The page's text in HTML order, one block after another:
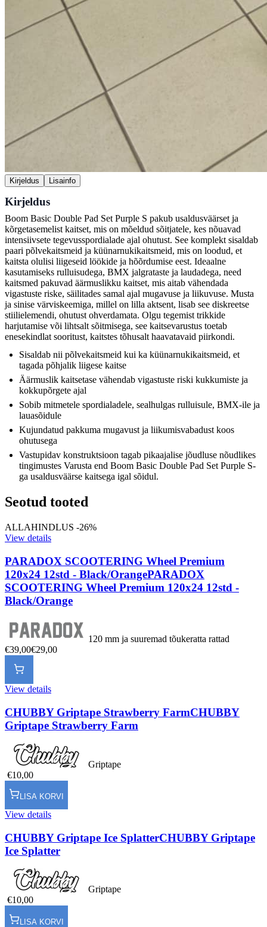
Kirjeldus Lisainfo
Kirjeldus
Boom Basic Double Pad Set Purple S pakub usaldusväärset ja
kõrgetasemelist kaitset, mis on mõeldud sõitjatele, kes nõuavad
intensiivsete tegevusspordialade ajal ohutust. See komplekt sisaldab
paari põlvekaitsmeid ja küünarnukikaitsmeid, mis on loodud, et
kaitsta olulisi liigeseid löökide ja hõõrdumise eest. Ideaalne
kasutamiseks rulluisudega, BMX jalgrataste ja laudadega, need
kaitsmed pakuvad äärmuslikku kaitset, mis aitab vähendada
vigastuste riske, säilitades samal ajal mugavuse ja liikuvuse. Musta
ja sinise värviskeemiga, millel on lilla aktsent, lisab see diskreetse
stiilielemendi, ohutust ohverdamata. Olgu tegemist trikkide
harjutamise või lihtsalt sõitmisega, see kaitsevarustus toetab
enesekindlat sooritust, kaitstes tõhusalt haavatavaid piirkondi.
Sisaldab nii põlvekaitsmeid kui ka küünarnukikaitsmeid, et
tagada põhjalik liigese kaitse
Äärmuslik kaitsetase vähendab vigastuste riski kukkumiste ja
kokkupõrgete ajal
Sobib mitmetele spordialadele, sealhulgas rulluisule, BMX-ile ja
lauasõidule
Kujundatud pakkuma mugavust ja liikumisvabadust koos
ohutusega
Vastupidav konstruktsioon tagab pikaajalise jõudluse nõudlikes
tingimustes Varusta end Boom Basic Double Pad Set Purple S-
ga usaldusväärse kaitsega igal sõidul.
Seotud tooted
ALLAHINDLUS -26%
View details
PARADOX SCOOTERING Wheel Premium
120x24 12std - Black/OrangePARADOX
SCOOTERING Wheel Premium 120x24 12std -
Black/Orange
120 mm ja suuremad tõukeratta rattad
€39,00€29,00
View details
CHUBBY Griptape Strawberry FarmCHUBBY
Griptape Strawberry Farm
Griptape
€10,00
LISA KORVI
View details
CHUBBY Griptape Ice SplatterCHUBBY Griptape
Ice Splatter
Griptape
€10,00
LISA KORVI